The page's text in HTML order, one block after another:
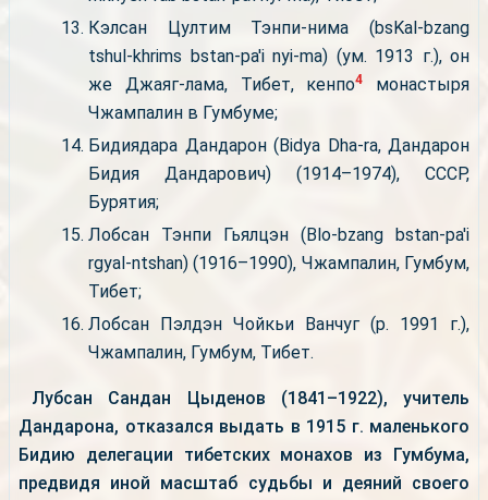
Кэлсан Цултим Тэнпи-нима (bsKal-bzang
tshul-khrims bstan-pa'i nyi-ma) (ум. 1913 г.), он
же Джаяг-лама, Тибет, кенпо4
монастыря
Чжампалин в Гумбуме;
Бидиядара Дандарон (Bidya Dha-ra, Дандарон
Бидия Дандарович) (1914–1974), СССР,
Бурятия;
Лобсан Тэнпи Гьялцэн (Blo-bzang bstan-pa'i
rgyal-ntshan) (1916–1990), Чжампалин, Гумбум,
Тибет;
Лобсан Пэлдэн Чойкьи Ванчуг (р. 1991 г.),
Чжампалин, Гумбум, Тибет.
Лубсан Сандан Цыденов (1841–1922), учитель
Дандарона, отказался выдать в 1915 г. маленького
Бидию делегации тибетских монахов из Гумбума,
предвидя иной масштаб судьбы и деяний своего